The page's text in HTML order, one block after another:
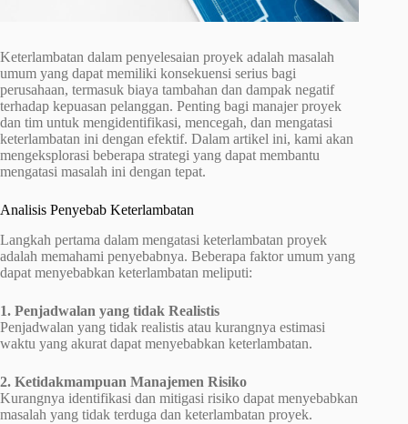
Keterlambatan dalam penyelesaian proyek adalah masalah
umum yang dapat memiliki konsekuensi serius bagi
perusahaan, termasuk biaya tambahan dan dampak negatif
terhadap kepuasan pelanggan. Penting bagi manajer proyek
dan tim untuk mengidentifikasi, mencegah, dan mengatasi
keterlambatan ini dengan efektif. Dalam artikel ini, kami akan
mengeksplorasi beberapa strategi yang dapat membantu
mengatasi masalah ini dengan tepat.
Analisis Penyebab Keterlambatan
Langkah pertama dalam mengatasi keterlambatan proyek
adalah memahami penyebabnya. Beberapa faktor umum yang
dapat menyebabkan keterlambatan meliputi:
1. Penjadwalan yang tidak Realistis
Penjadwalan yang tidak realistis atau kurangnya estimasi
waktu yang akurat dapat menyebabkan keterlambatan.
2. Ketidakmampuan Manajemen Risiko
Kurangnya identifikasi dan mitigasi risiko dapat menyebabkan
masalah yang tidak terduga dan keterlambatan proyek.